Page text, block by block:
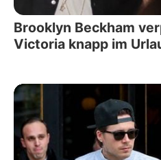
Brooklyn Beckham
Victoria knapp im